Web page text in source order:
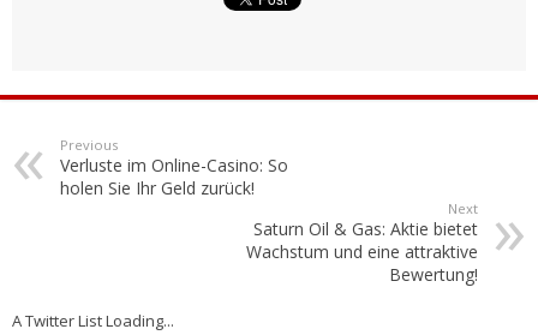
Previous
Verluste im Online-Casino: So
holen Sie Ihr Geld zurück!
Next
Saturn Oil & Gas: Aktie bietet
Wachstum und eine attraktive
Bewertung!
A Twitter List Loading...